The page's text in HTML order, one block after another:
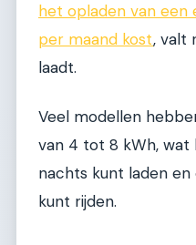
het opladen van
per maand kost, valt
laadt.
Veel modellen
van 4 tot 8 kWh, wat
nachts kunt laden
kunt rijden.